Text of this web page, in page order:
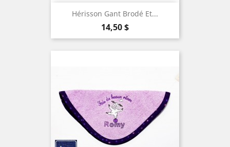
Hérisson Gant Brodé Et...
Prix
14,50 $